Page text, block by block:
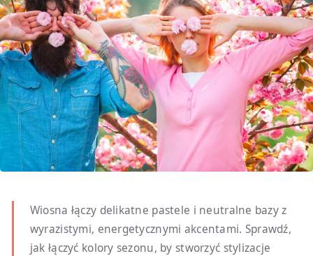
Wiosna łączy delikatne pastele i neutralne bazy z
wyrazistymi, energetycznymi akcentami. Sprawdź,
jak łączyć kolory sezonu, by stworzyć stylizacje